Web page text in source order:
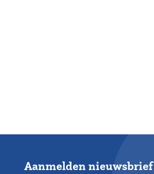
Aanmelden nieuwsbrief